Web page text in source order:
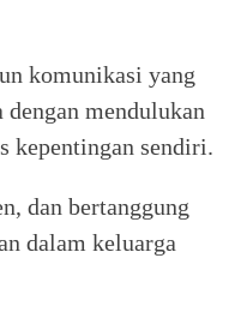
komunikasi yang
mendulukan
kepentingan sendiri.
dan bertanggung
dalam keluarga